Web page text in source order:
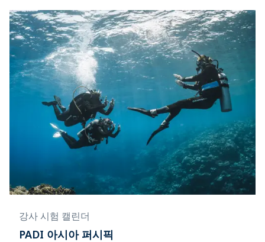
강사 시험 캘린더
PADI 아시아 퍼시픽